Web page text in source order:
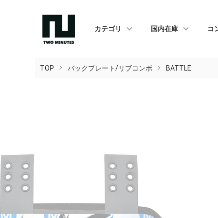
カテゴリ 国内在庫 コ
TOP バックプレート/リブコンボ BATTLE